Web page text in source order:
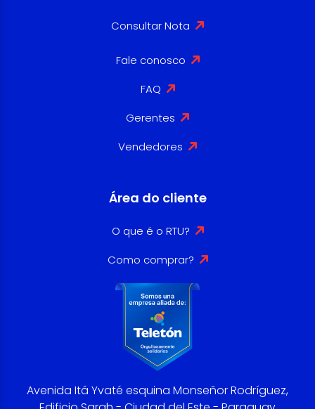
Consultar Nota
Fale conosco
FAQ
Gerentes
Vendedores
Área do cliente
O que é o RTU?
Como comprar?
Avenida Itá Yvaté esquina Monseñor Rodríguez,